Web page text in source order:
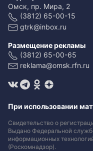
Омск, пр. Мира, 2
(3812) 65-00-15
gtrk@inbox.ru
Размещение рекламы
(3812) 65-00-65
reklama@omsk.rfn.ru
При использовании
Свидетельство о
Выдано Федеральной
информационных
(Роскомнадзор).